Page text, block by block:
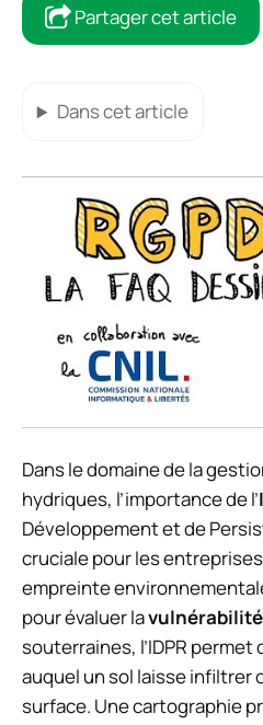
Partager cet article
Dans cet article
Dans le domaine de la
hydriques, l’importance de l’
Développement et de
cruciale pour les
empreinte
pour évaluer la
souterraines, l’IDPR
auquel un sol laisse infiltrer
surface. Une cartographie